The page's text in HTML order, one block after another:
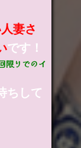
妻さ
です！
限りでのイ
ちして